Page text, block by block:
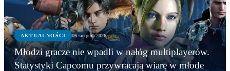
AKTUALNOŚCI 06 sierpnia 2026
Młodzi gracze nie wpadli w nałóg multiplayerów.
Statystyki Capcomu przywracają wiarę w młode
AKTUALNOŚCI
AKTUALNOŚCI
AKTUALNOŚCI
Młodzi gracze nie wpadli w nałóg multiplayerów.